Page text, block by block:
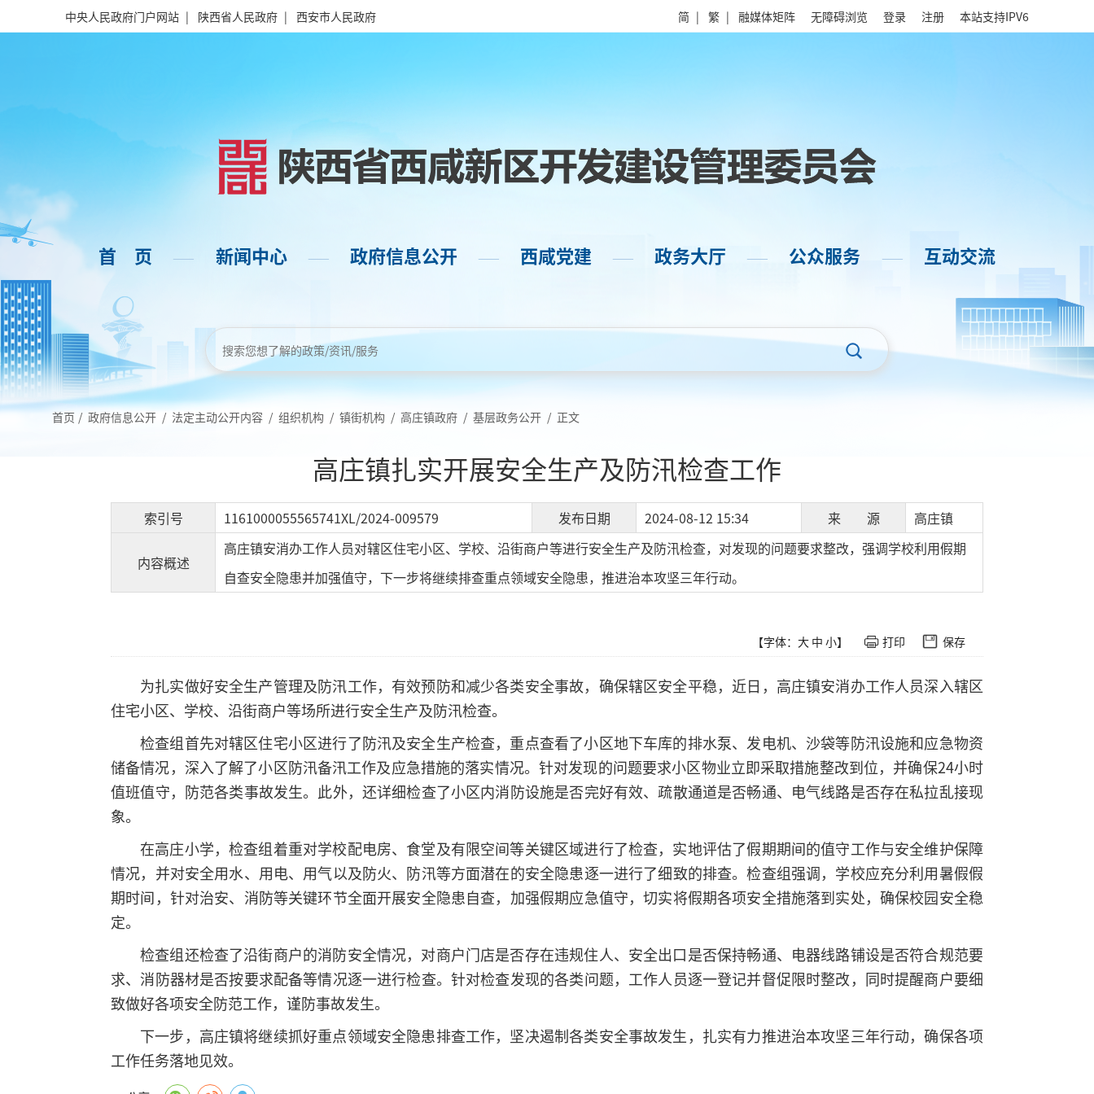
中央人民政府门户网站 | 陕西省人民政府 | 西安市人民政府 简 | 繁 | 融媒体矩阵 无障碍浏览 登录 注册 本站支持IPV6
首 页 —— 新闻中心 —— 政府信息公开 —— 西咸党建 —— 政务大厅 —— 公众服务 —— 互动交流
首页 / 政府信息公开 / 法定主动公开内容 / 组织机构 / 镇街机构 / 高庄镇政府 / 基层政务公开 / 正文
高庄镇扎实开展安全生产及防汛检查工作
索引号 1161000055565741XL/2024-009579 发布日期 2024-08-12 15:34 来 源 高庄镇
内容概述
高庄镇安消办工作人员对辖区住宅小区、学校、沿街商户等进行安全生产及防汛检查，对发现的问题要求整改，强调学校利用假期
自查安全隐患并加强值守，下一步将继续排查重点领域安全隐患，推进治本攻坚三年行动。
【字体： 大 中 小】 打印 保存
为扎实做好安全生产管理及防汛工作，有效预防和减少各类安全事故，确保辖区安全平稳，近日，高庄镇安消办工作人员深入辖区
住宅小区、学校、沿街商户等场所进行安全生产及防汛检查。
检查组首先对辖区住宅小区进行了防汛及安全生产检查，重点查看了小区地下车库的排水泵、发电机、沙袋等防汛设施和应急物资
储备情况，深入了解了小区防汛备汛工作及应急措施的落实情况。针对发现的问题要求小区物业立即采取措施整改到位，并确保24小时
值班值守，防范各类事故发生。此外，还详细检查了小区内消防设施是否完好有效、疏散通道是否畅通、电气线路是否存在私拉乱接现
象。
在高庄小学，检查组着重对学校配电房、食堂及有限空间等关键区域进行了检查，实地评估了假期期间的值守工作与安全维护保障
情况，并对安全用水、用电、用气以及防火、防汛等方面潜在的安全隐患逐一进行了细致的排查。检查组强调，学校应充分利用暑假假
期时间，针对治安、消防等关键环节全面开展安全隐患自查，加强假期应急值守，切实将假期各项安全措施落到实处，确保校园安全稳
定。
检查组还检查了沿街商户的消防安全情况，对商户门店是否存在违规住人、安全出口是否保持畅通、电器线路铺设是否符合规范要
求、消防器材是否按要求配备等情况逐一进行检查。针对检查发现的各类问题，工作人员逐一登记并督促限时整改，同时提醒商户要细
致做好各项安全防范工作，谨防事故发生。
下一步，高庄镇将继续抓好重点领域安全隐患排查工作，坚决遏制各类安全事故发生，扎实有力推进治本攻坚三年行动，确保各项
工作任务落地见效。